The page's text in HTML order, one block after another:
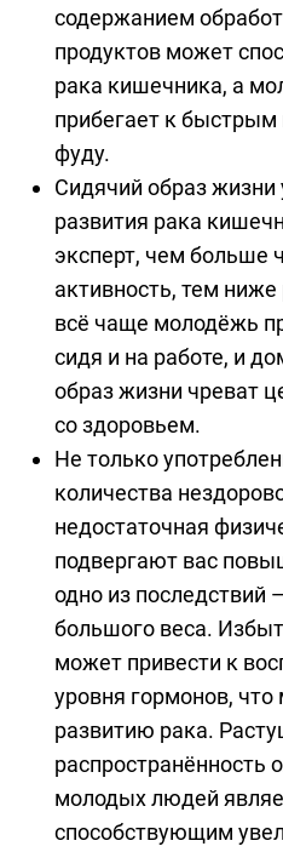
содержанием
продуктов может
рака кишечника, а
прибегает к быстрым
фуду.
Сидячий образ жизни
развития рака
эксперт, чем больше
активность, тем
всё чаще молодёжь
сидя и на работе, и
образ жизни чреват
со здоровьем.
Не только
количества
недостаточная
подвергают вас
одно из последствий
большого веса.
может привести к
уровня гормонов,
развитию рака.
распространённость
молодых людей
способствующим